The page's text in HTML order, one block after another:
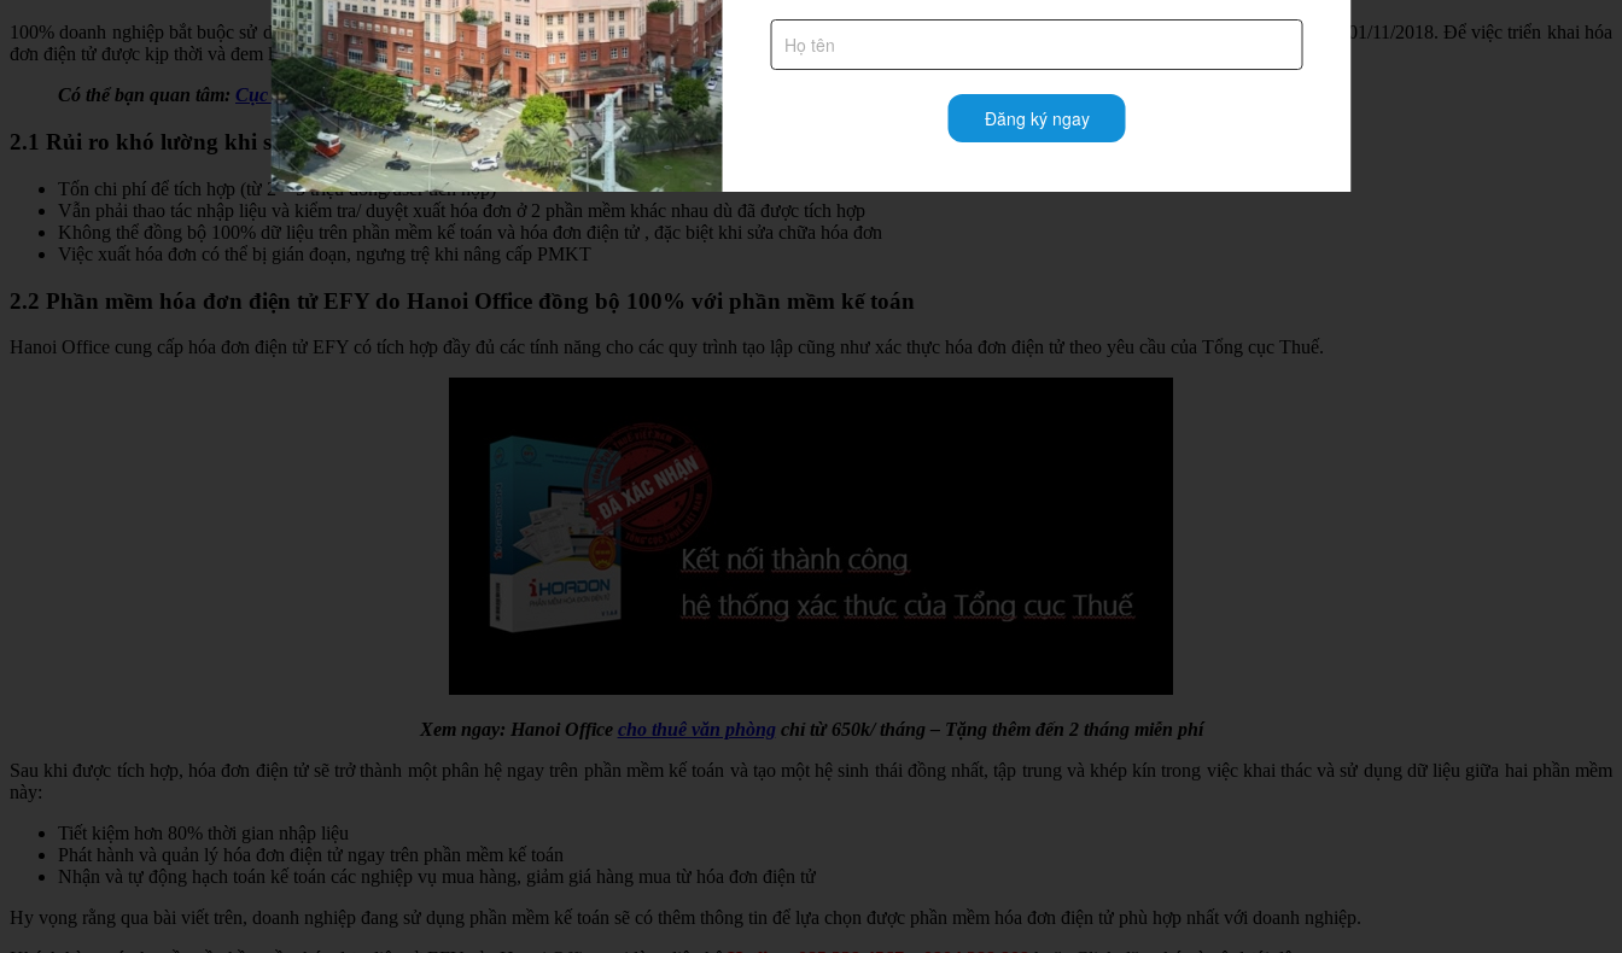
100% doanh nghiệp bắt buộc sử dụng hóa đơn điện tử là một trong những nội dung quan trọng được Chính phủ quy định tại Nghị định 119/2018/NĐ-CP có hiệu lực từ ngày 01/11/2018. Để việc triển khai hóa
đơn điện tử được kịp thời và đem lại hiệu quả tối ưu cho doanh nghiệp thì việc lựa chọn phần mềm hóa đơn điện tử phù hợp là cần thiết.
Có thể bạn quan tâm: Cục thuế TP. Hà Nội hướng dẫn thực hiện các quy định về hóa đơn
2.1 Rủi ro khó lường khi sử dụng phần mềm kế toán và hóa đơn điện tử không đồng bộ
Tốn chi phí để tích hợp (từ 2 – 5 triệu đồng/user tích hợp)
Vẫn phải thao tác nhập liệu và kiểm tra/ duyệt xuất hóa đơn ở 2 phần mềm khác nhau dù đã được tích hợp
Không thể đồng bộ 100% dữ liệu trên phần mềm kế toán và hóa đơn điện tử , đặc biệt khi sửa chữa hóa đơn
Việc xuất hóa đơn có thể bị gián đoạn, ngưng trệ khi nâng cấp PMKT
2.2 Phần mềm hóa đơn điện tử EFY do Hanoi Office đồng bộ 100% với phần mềm kế toán
Hanoi Office cung cấp hóa đơn điện tử EFY có tích hợp đầy đủ các tính năng cho các quy trình tạo lập cũng như xác thực hóa đơn điện tử theo yêu cầu của Tổng cục Thuế.
Xem ngay: Hanoi Office cho thuê văn phòng chỉ từ 650k/ tháng – Tặng thêm đến 2 tháng miễn phí
Sau khi được tích hợp, hóa đơn điện tử sẽ trở thành một phân hệ ngay trên phần mềm kế toán và tạo một hệ sinh thái đồng nhất, tập trung và khép kín trong việc khai thác và sử dụng dữ liệu giữa hai phần mềm
này:
Tiết kiệm hơn 80% thời gian nhập liệu
Phát hành và quản lý hóa đơn điện tử ngay trên phần mềm kế toán
Nhận và tự động hạch toán kế toán các nghiệp vụ mua hàng, giảm giá hàng mua từ hóa đơn điện tử
Hy vọng rằng qua bài viết trên, doanh nghiệp đang sử dụng phần mềm kế toán sẽ có thêm thông tin để lựa chọn được phần mềm hóa đơn điện tử phù hợp nhất với doanh nghiệp.
Đăng ký ngay